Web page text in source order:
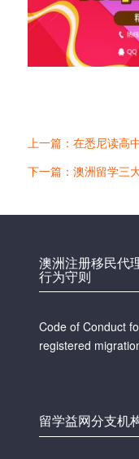
上一篇：在悉尼读高
下一篇：澳洲留学三
澳洲注册移民代
行为守则
Code of Conduct
registered
留学益网分支机